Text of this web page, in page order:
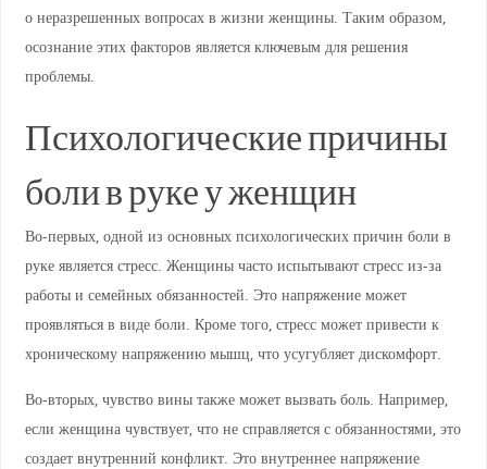
о неразрешенных вопросах в жизни женщины. Таким образом,
осознание этих факторов является ключевым для решения
проблемы.
Психологические причины
боли в руке у женщин
Во-первых, одной из основных психологических причин боли в
руке является стресс. Женщины часто испытывают стресс из-за
работы и семейных обязанностей. Это напряжение может
проявляться в виде боли. Кроме того, стресс может привести к
хроническому напряжению мышц, что усугубляет дискомфорт.
Во-вторых, чувство вины также может вызвать боль. Например,
если женщина чувствует, что не справляется с обязанностями, это
создает внутренний конфликт. Это внутреннее напряжение